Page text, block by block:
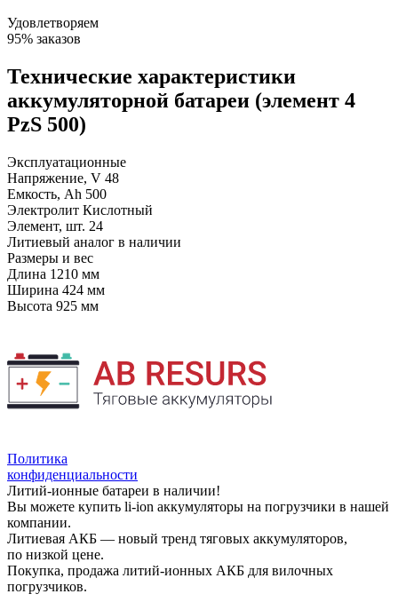
Удовлетворяем
95% заказов
Технические характеристики
аккумуляторной батареи (элемент 4
PzS 500)
Эксплуатационные
Напряжение, V 48
Емкость, Ah 500
Электролит Кислотный
Элемент, шт. 24
Литиевый аналог в наличии
Размеры и вес
Длина 1210 мм
Ширина 424 мм
Высота 925 мм
Политика
конфиденциальности
Литий-ионные батареи в наличии!
Вы можете купить li-ion аккумуляторы на погрузчики в нашей
компании.
Литиевая АКБ — новый тренд тяговых аккумуляторов,
по низкой цене.
Покупка, продажа литий-ионных АКБ для вилочных
погрузчиков.